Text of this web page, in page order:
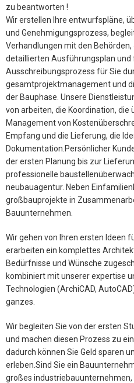
zu beantworten !
Wir erstellen Ihre entwurfspläne,
und Genehmigungsprozess,
Verhandlungen mit den
detaillierten Ausführungsplan und
Ausschreibungsprozess für Sie
gesamtprojektmanagement und
der Bauphase. Unsere
von arbeiten, die Koordination, die
Management von
Empfang und die Lieferung, die
Dokumentation.Persönlicher
der ersten Planung bis zur
professionelle
neubauagentur. Neben
großbauprojekte in
Bauunternehmen.
Wir gehen von Ihren ersten Ideen
erarbeiten ein komplettes
Bedürfnisse und Wünsche
kombiniert mit unserer expertise
Technologien (ArchiCAD,
ganzes.
Wir begleiten Sie von der ersten
und machen diesen Prozess zu
dadurch können Sie Geld sparen
erleben.Sind Sie ein
großes